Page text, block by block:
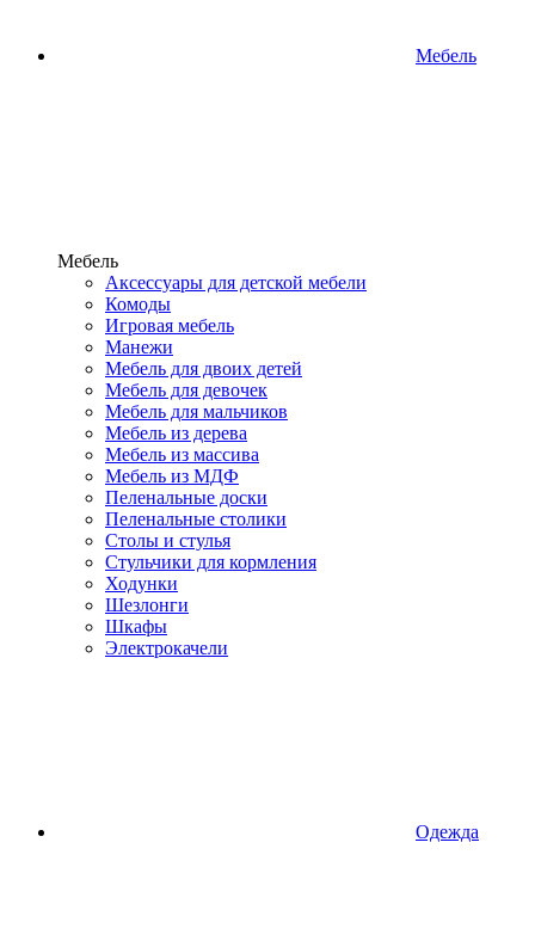
Мебель
Мебель
Аксессуары для детской мебели
Комоды
Игровая мебель
Манежи
Мебель для двоих детей
Мебель для девочек
Мебель для мальчиков
Мебель из дерева
Мебель из массива
Мебель из МДФ
Пеленальные доски
Пеленальные столики
Столы и стулья
Стульчики для кормления
Ходунки
Шезлонги
Шкафы
Электрокачели
Одежда